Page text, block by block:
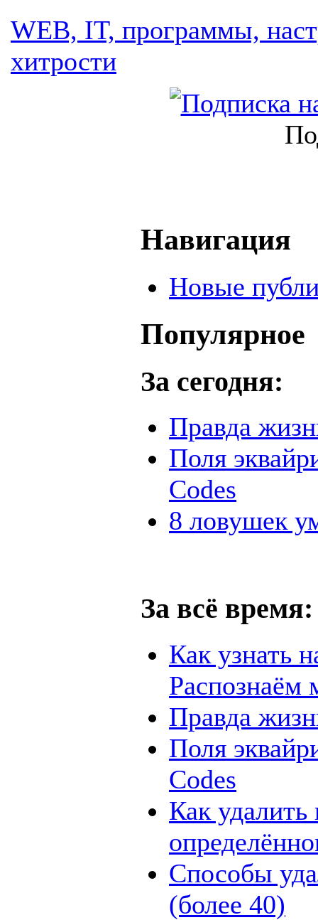
WEB, IT, программы,
хитрости
Навигация
Новые
Популярное
За сегодня:
Правда
Поля
Codes
8 ловушек
За всё время:
Как узнать
Правда
Поля
Codes
Как
Способы
(более 40)